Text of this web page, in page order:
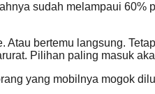
sudah melampaui
bertemu langsung.
Pilihan paling masuk
yang mobilnya mogok